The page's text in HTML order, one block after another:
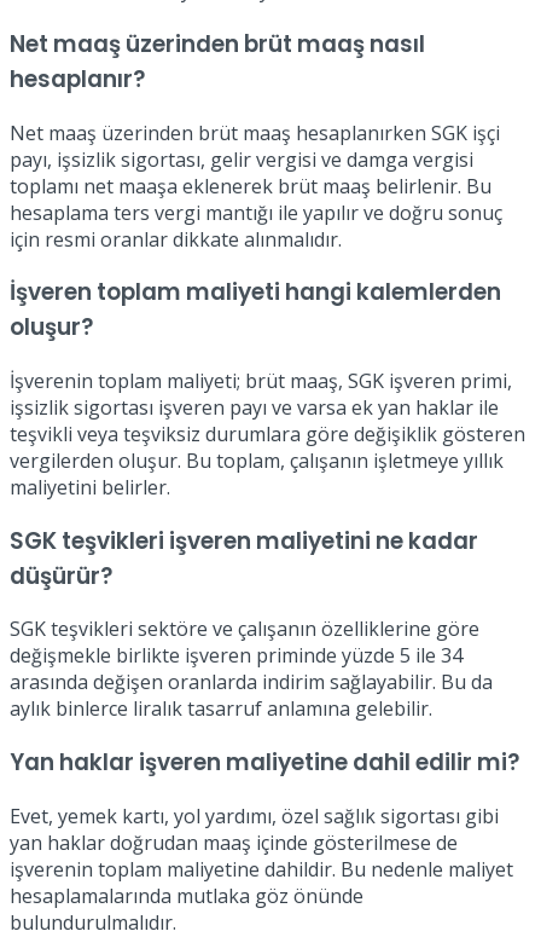
Net maaş üzerinden brüt maaş nasıl
hesaplanır?
Net maaş üzerinden brüt maaş hesaplanırken SGK işçi
payı, işsizlik sigortası, gelir vergisi ve damga vergisi
toplamı net maaşa eklenerek brüt maaş belirlenir. Bu
hesaplama ters vergi mantığı ile yapılır ve doğru sonuç
için resmi oranlar dikkate alınmalıdır.
İşveren toplam maliyeti hangi kalemlerden
oluşur?
İşverenin toplam maliyeti; brüt maaş, SGK işveren primi,
işsizlik sigortası işveren payı ve varsa ek yan haklar ile
teşvikli veya teşviksiz durumlara göre değişiklik gösteren
vergilerden oluşur. Bu toplam, çalışanın işletmeye yıllık
maliyetini belirler.
SGK teşvikleri işveren maliyetini ne kadar
düşürür?
SGK teşvikleri sektöre ve çalışanın özelliklerine göre
değişmekle birlikte işveren priminde yüzde 5 ile 34
arasında değişen oranlarda indirim sağlayabilir. Bu da
aylık binlerce liralık tasarruf anlamına gelebilir.
Yan haklar işveren maliyetine dahil edilir mi?
Evet, yemek kartı, yol yardımı, özel sağlık sigortası gibi
yan haklar doğrudan maaş içinde gösterilmese de
işverenin toplam maliyetine dahildir. Bu nedenle maliyet
hesaplamalarında mutlaka göz önünde
bulundurulmalıdır.